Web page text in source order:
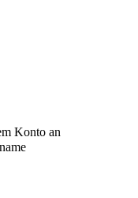
Konto an